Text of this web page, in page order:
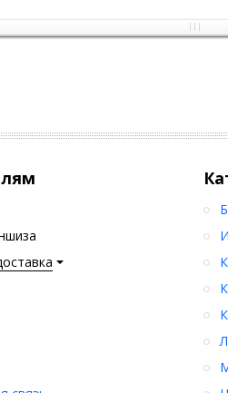
БелкиЖирыУглеводы
при температуре не